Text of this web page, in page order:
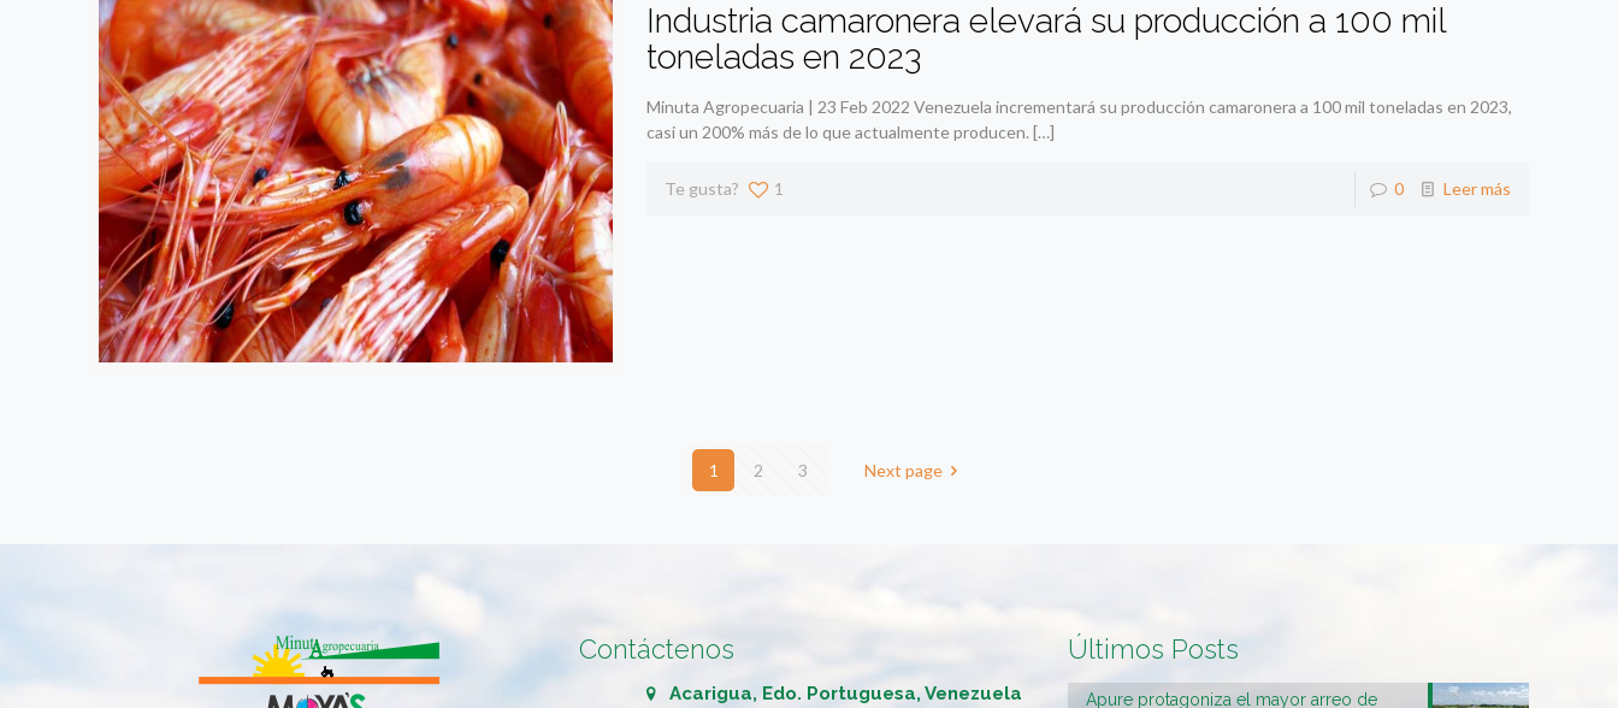
Industria camaronera elevará su producción a 100 mil
toneladas en 2023
Minuta Agropecuaria | 23 Feb 2022 Venezuela incrementará su producción camaronera a 100 mil toneladas en 2023,
casi un 200% más de lo que actualmente producen. […]
Te gusta? 1 0 Leer más
1 2 3 Next page
Contáctenos
Acarigua, Edo. Portuguesa, Venezuela
Últimos Posts
Apure protagoniza el mayor arreo de